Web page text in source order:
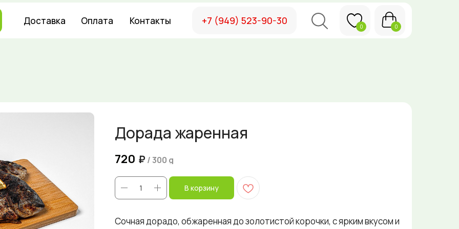
Контакты
Доставка Оплата 0 0
+7 (949) 523-90-30
Дорада жаренная
720 ₽ /300 g
В корзину
Сочная дорадо, обжаренная до золотистой корочки, с ярким вкусом и